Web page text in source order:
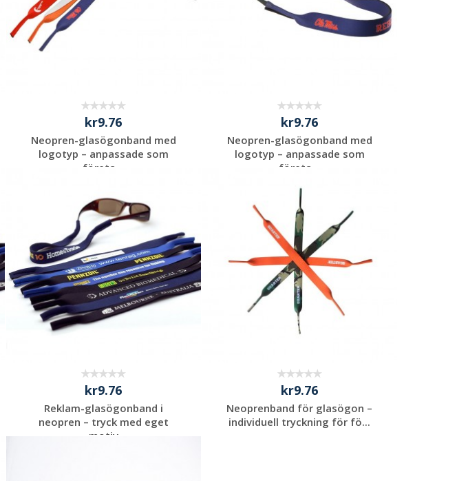
kr9.76
Neopren-glasögonband med
logotyp – anpassade som
företa...
kostnadsfri offert
kr9.76
Neopren-glasögonband med
logotyp – anpassade som
företa...
kostnadsfri offert
kr9.76
Reklam-glasögonband i
neopren – tryck med eget
motiv
kr9.76
Neoprenband för glasögon –
individuell tryckning för fö...